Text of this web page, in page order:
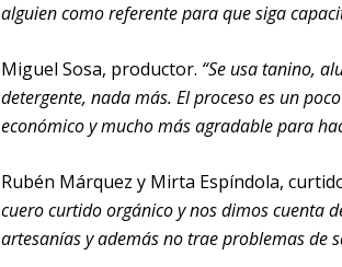
alguien como referente para que siga
Miguel Sosa, productor. “Se usa tanino,
detergente, nada más. El proceso es un
económico y mucho más agradable para
Rubén Márquez y Mirta Espíndola,
cuero curtido orgánico y nos dimos cuenta
artesanías y además no trae problemas de